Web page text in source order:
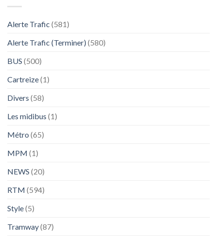
Alerte Trafic (581)
Alerte Trafic (Terminer) (580)
BUS (500)
Cartreize(1)
Divers (58)
Les midibus (1)
Métro (65)
MPM (1)
NEWS (20)
RTM (594)
Style(5)
Tramway(87)